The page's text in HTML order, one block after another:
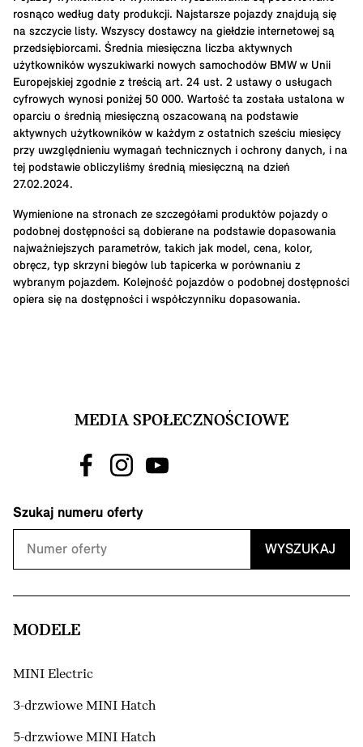
rosnąco według daty produkcji. Najstarsze pojazdy znajdują się
na szczycie listy. Wszyscy dostawcy na giełdzie internetowej są
przedsiębiorcami. Średnia miesięczna liczba aktywnych
użytkowników wyszukiwarki nowych samochodów BMW w Unii
Europejskiej zgodnie z treścią art. 24 ust. 2 ustawy o usługach
cyfrowych wynosi poniżej 50 000. Wartość ta została ustalona w
oparciu o średnią miesięczną oszacowaną na podstawie
aktywnych użytkowników w każdym z ostatnich sześciu miesięcy
przy uwzględnieniu wymagań technicznych i ochrony danych, i na
tej podstawie obliczyliśmy średnią miesięczną na dzień
27.02.2024.
Wymienione na stronach ze szczegółami produktów pojazdy o
podobnej dostępności są dobierane na podstawie dopasowania
najważniejszych parametrów, takich jak model, cena, kolor,
obręcz, typ skrzyni biegów lub tapicerka w porównaniu z
wybranym pojazdem. Kolejność pojazdów o podobnej dostępności
opiera się na dostępności i współczynniku dopasowania.
MEDIA SPOŁECZNOŚCIOWE
Szukaj numeru oferty
WYSZUKAJ
MODELE
MINI Electric
3-drzwiowe MINI Hatch
5-drzwiowe MINI Hatch